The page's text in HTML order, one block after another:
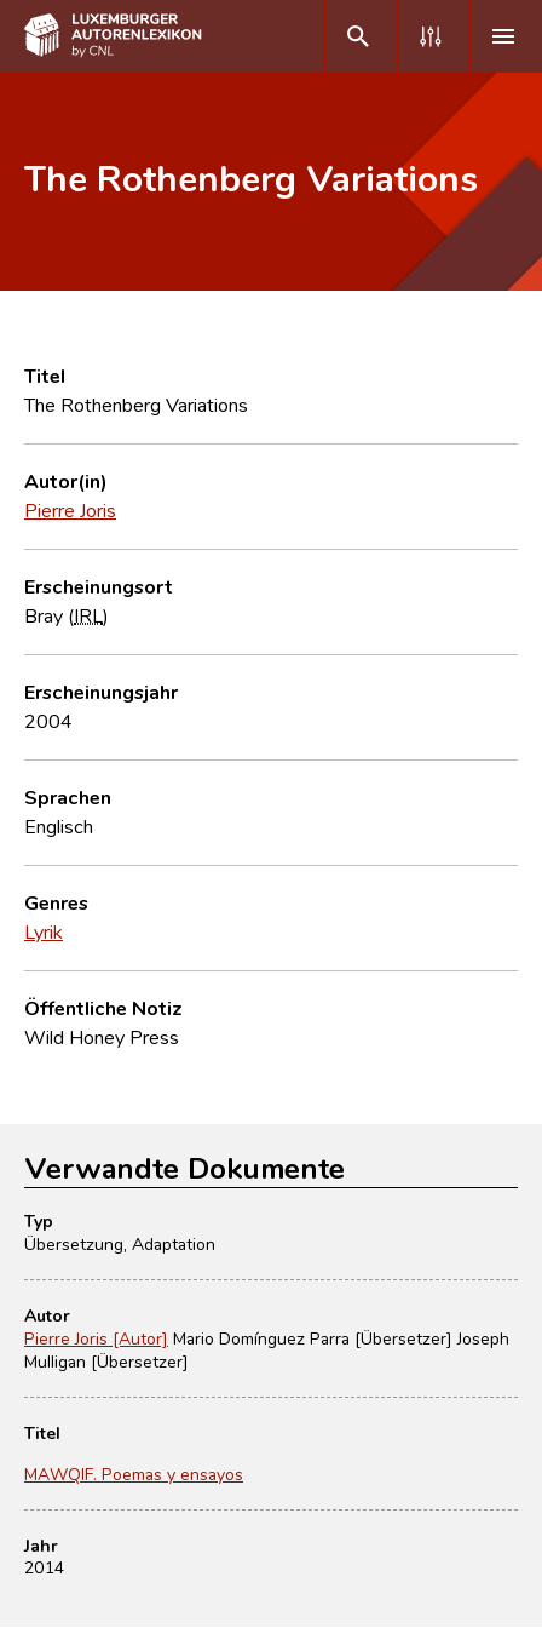
Häufige Fragen und Antworten
CNL
Forschungsgruppe
Kontakt
The Rothenberg Variations
Titel
The Rothenberg Variations
Autor(in)
Pierre Joris
Erscheinungsort
Bray (IRL )
Erscheinungsjahr
2004
Sprachen
Englisch
Genres
Lyrik
Öffentliche Notiz
Wild Honey Press
Verwandte Dokumente
Typ
Übersetzung, Adaptation
Autor
Pierre Joris [Autor] Mario Domínguez Parra [Übersetzer] Joseph
Mulligan [Übersetzer]
Titel
MAWQIF. Poemas y ensayos
Jahr
2014